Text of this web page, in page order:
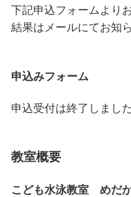
下記申込フォームより
結果はメールにてお知
申込みフォーム
申込受付は終了しました
教室概要
こども⽔泳教室 めだ